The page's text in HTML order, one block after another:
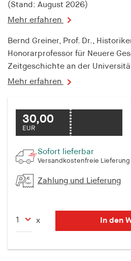
(Stand: August 2026)
Mehr erfahren
Bernd Greiner, Prof. Dr.,
Honorarprofessor für Neuere
Zeitgeschichte an der
Mehr erfahren
30,00
EUR
Sofort lieferbar
Versandkostenfreie
Zahlung und Lieferung
x In den